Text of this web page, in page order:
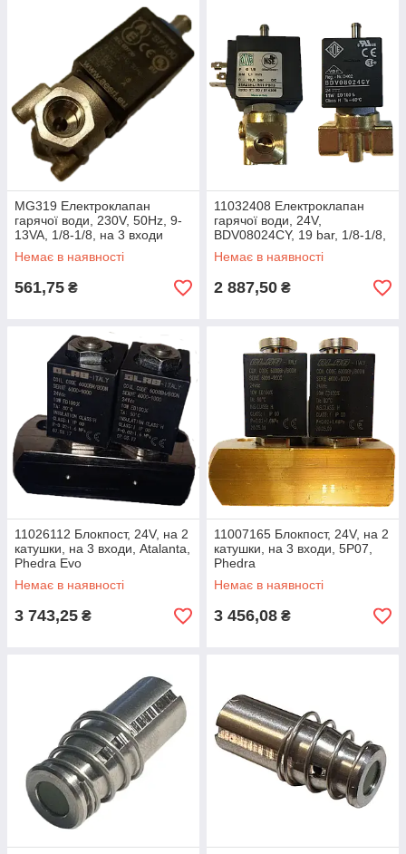
MG319 Електроклапан
гарячої води, 230V, 50Hz, 9-
13VA, 1/8-1/8, на 3 входи
Немає в наявності
561,75 ₴
11032408 Електроклапан
гарячої води, 24V,
BDV08024CY, 19 bar, 1/8-1/8,
на 3 входи
Немає в наявності
2 887,50 ₴
11026112 Блокпост, 24V, на 2
катушки, на 3 входи, Atalanta,
Phedra Evo
Немає в наявності
3 743,25 ₴
11007165 Блокпост, 24V, на 2
катушки, на 3 входи, 5P07,
Phedra
Немає в наявності
3 456,08 ₴